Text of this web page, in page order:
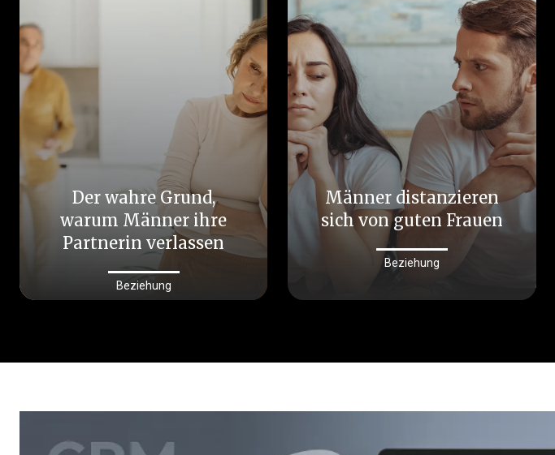
Der wahre Grund,
warum Männer ihre
Partnerin verlassen
Beziehung
Männer distanzieren
sich von guten Frauen
Beziehung